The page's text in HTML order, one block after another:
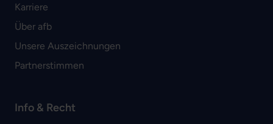
Karriere
Über afb
Unsere Auszeichnungen
Partnerstimmen
Info & Recht